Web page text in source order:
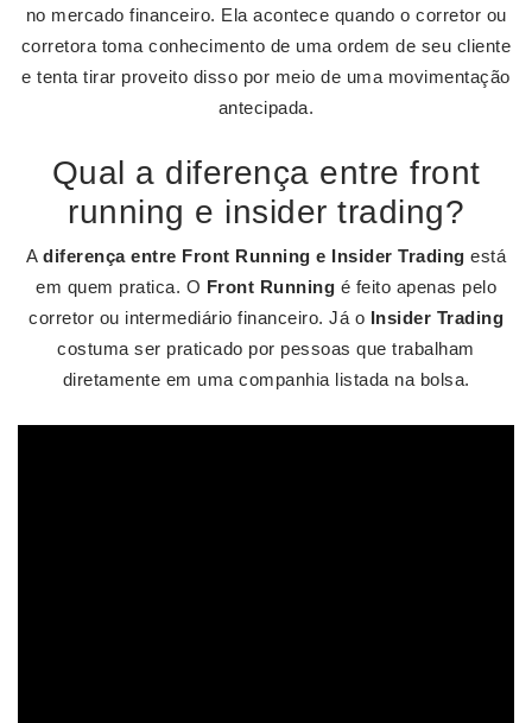
no mercado financeiro. Ela acontece quando o corretor ou
corretora toma conhecimento de uma ordem de seu cliente
e tenta tirar proveito disso por meio de uma movimentação
antecipada.
Qual a diferença entre front
running e insider trading?
A diferença entre Front Running e Insider Trading está
em quem pratica. O Front Running é feito apenas pelo
corretor ou intermediário financeiro. Já o Insider Trading
costuma ser praticado por pessoas que trabalham
diretamente em uma companhia listada na bolsa.